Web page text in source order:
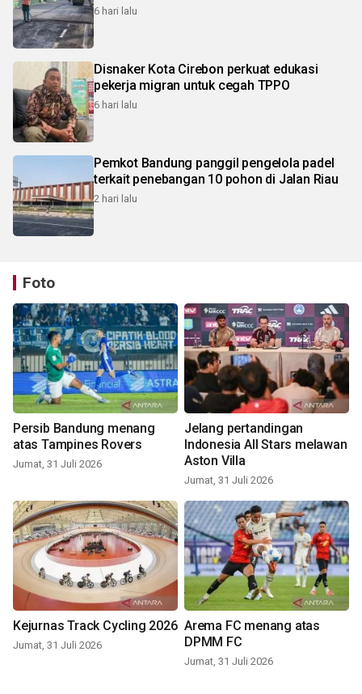
6 hari lalu
Disnaker Kota Cirebon perkuat edukasi
pekerja migran untuk cegah TPPO
6 hari lalu
Pemkot Bandung panggil pengelola padel
terkait penebangan 10 pohon di Jalan Riau
2 hari lalu
Foto
Persib Bandung menang
atas Tampines Rovers
Jumat, 31 Juli 2026
Jelang pertandingan
Indonesia All Stars melawan
Aston Villa
Jumat, 31 Juli 2026
Kejurnas Track Cycling 2026
Jumat, 31 Juli 2026
Arema FC menang atas
DPMM FC
Jumat, 31 Juli 2026